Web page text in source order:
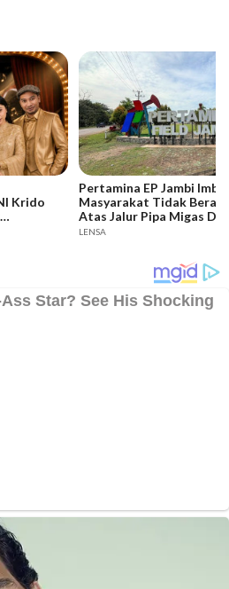
Krido
Pertamina EP Jambi
Masyarakat Tidak
Atas Jalur Pipa Migas
Keselamatan Bersama
LENSA